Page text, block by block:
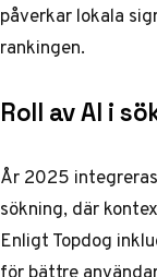
påverkar lokala
rankingen.
Roll av AI i
År 2025
sökning, där
Enligt Topdog